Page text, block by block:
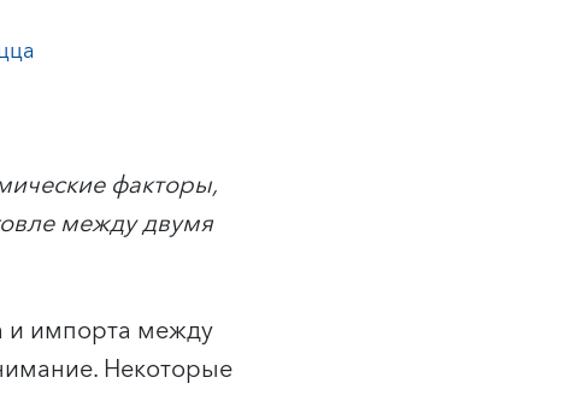
факторы,
между двумя
и импорта между
Некоторые